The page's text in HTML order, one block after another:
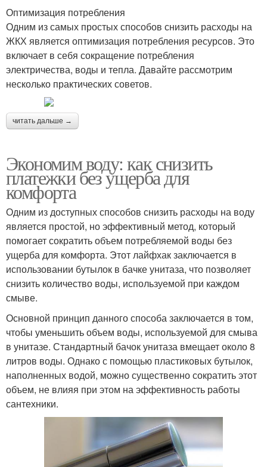
Оптимизация потребления
Одним из самых простых способов снизить расходы на
ЖКХ является оптимизация потребления ресурсов. Это
включает в себя сокращение потребления
электричества, воды и тепла. Давайте рассмотрим
несколько практических советов.
читать дальше →
Экономим воду: как снизить
платежки без ущерба для
комфорта
Одним из доступных способов снизить расходы на воду
является простой, но эффективный метод, который
помогает сократить объем потребляемой воды без
ущерба для комфорта. Этот лайфхак заключается в
использовании бутылок в бачке унитаза, что позволяет
снизить количество воды, используемой при каждом
смыве.
Основной принцип данного способа заключается в том,
чтобы уменьшить объем воды, используемой для смыва
в унитазе. Стандартный бачок унитаза вмещает около 8
литров воды. Однако с помощью пластиковых бутылок,
наполненных водой, можно существенно сократить этот
объем, не влияя при этом на эффективность работы
сантехники.